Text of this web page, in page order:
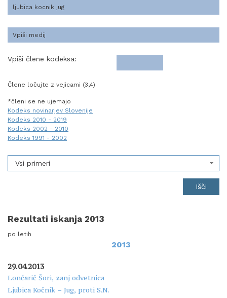
Vpiši člene kodeksa:
Člene ločujte z vejicami (3,4)
*členi se ne ujemajo
Kodeks novinarjev Slovenije
Kodeks 2010 - 2019
Kodeks 2002 - 2010
Kodeks 1991 - 2002
Vsi primeri
Rezultati iskanja 2013
po letih
2013
29.04.2013
Lončarič Šori, zanj odvetnica
Ljubica Kočnik – Jug, proti S.N.